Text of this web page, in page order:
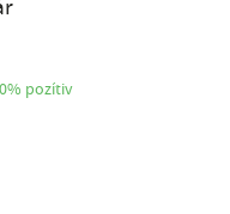
pozítiv